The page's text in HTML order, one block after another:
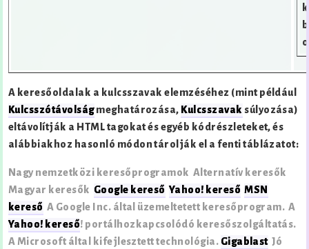
A keresőoldalak a kulcsszavak elemzéséhez (mint például
Kulcsszótávolságmeghatározása, Kulcsszavak súlyozása)
eltávolítják a HTML tagokat és egyéb kódrészleteket, és
alábbiakhoz hasonló módon tárolják el a fenti táblázatot:
Nagy nemzetközi keresőprogramok Alternatív keresők
Magyar keresők Google kereső Yahoo! kereső MSN
kereső A Google Inc. által üzemeltetett keresőprogram. A
Yahoo! kereső! portálhozkapcsolódó keresőszolgáltatás.
A Microsoft által kifejlesztett technológia. GigablastJó